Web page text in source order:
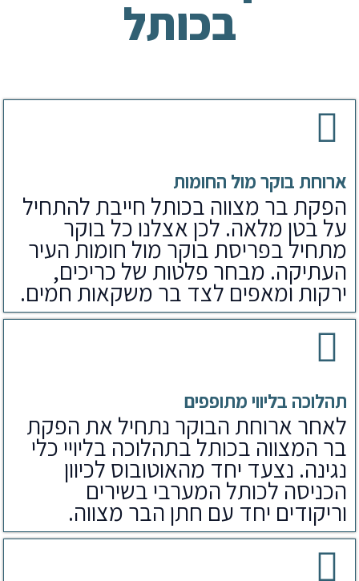
בכותל
ארוחת בוקר מול החומות
הפקת בר מצווה בכותל חייבת להתחיל
על בטן מלאה. לכן אצלנו כל בוקר
מתחיל בפריסת בוקר מול חומות העיר
העתיקה. מבחר פלטות של כריכים,
ירקות ומאפים לצד בר משקאות חמים.
תהלוכה בליווי מתופפים
לאחר ארוחת הבוקר נתחיל את הפקת
בר המצווה בכותל בתהלוכה בליויי כלי
נגינה. נצעד יחד מהאוטובוס לכיוון
הכניסה לכותל המערבי בשירים
וריקודים יחד עם חתן הבר מצווה.